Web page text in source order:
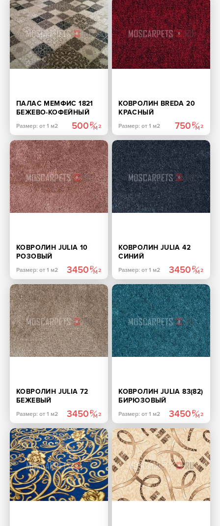
ПАЛАС МЕМФИС 1821
БЕЖЕВО-КОФЕЙНЫЙ
Размер: от 1 м2 500
КОВРОЛИН BREDA 20
КРАСНЫЙ
Размер: от 1 м2 750
КОВРОЛИН JULIA 10
РОЗОВЫЙ
Размер: от 1 м2 3450
КОВРОЛИН JULIA 42
СИНИЙ
Размер: от 1 м2 3450
КОВРОЛИН JULIA 72
БЕЖЕВЫЙ
Размер: от 1 м2 3450
КОВРОЛИН JULIA 83(82)
БИРЮЗОВЫЙ
Размер: от 1 м2 3450